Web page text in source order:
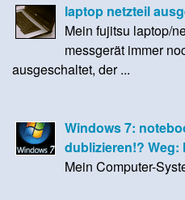
laptop netzteil
Mein fujitsu laptop/
messgerät immer
ausgeschaltet, der ...
Windows 7:
dublizieren!? Weg:
Mein Computer-